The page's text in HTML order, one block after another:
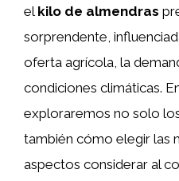
el kilo de almendras
sorprendente,
oferta agrícola, la
condiciones climáticas.
exploraremos no solo
también cómo elegir las
aspectos considerar al